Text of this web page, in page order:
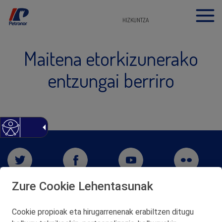
HIZKUNTZA
Maitena etorkizunerako
entzungai berriro
Zure Cookie Lehentasunak
Cookie propioak eta hirugarrenenak erabiltzen ditugu